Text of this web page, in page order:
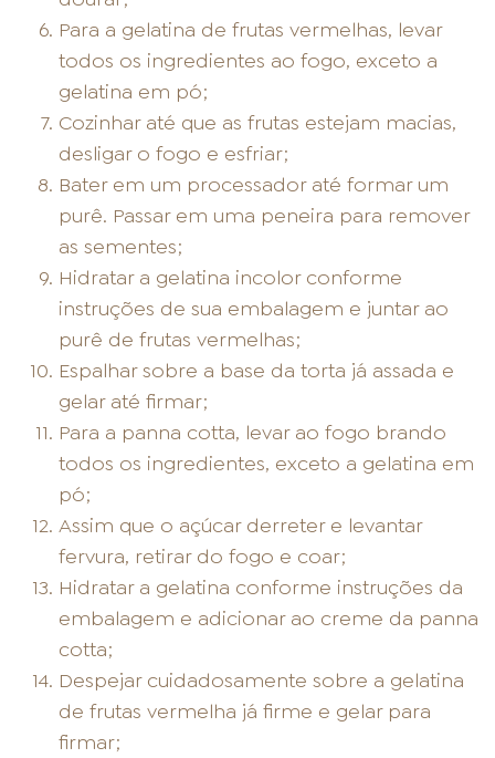
Para a gelatina de frutas vermelhas, levar
todos os ingredientes ao fogo, exceto a
gelatina em pó;
Cozinhar até que as frutas estejam macias,
desligar o fogo e esfriar;
Bater em um processador até formar um
purê. Passar em uma peneira para remover
as sementes;
Hidratar a gelatina incolor conforme
instruções de sua embalagem e juntar ao
purê de frutas vermelhas;
Espalhar sobre a base da torta já assada e
gelar até firmar;
Para a panna cotta, levar ao fogo brando
todos os ingredientes, exceto a gelatina em
pó;
Assim que o açúcar derreter e levantar
fervura, retirar do fogo e coar;
Hidratar a gelatina conforme instruções da
embalagem e adicionar ao creme da panna
cotta;
Despejar cuidadosamente sobre a gelatina
de frutas vermelha já firme e gelar para
firmar;